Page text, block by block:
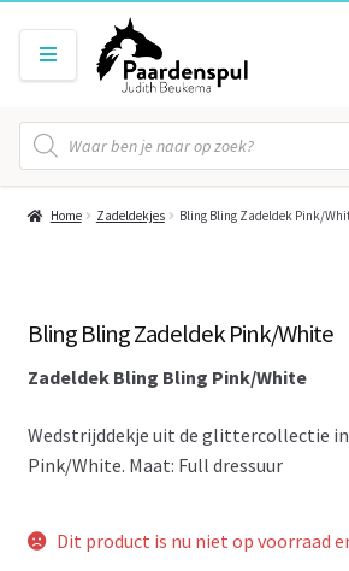
Producten
zoeken
Home Zadeldekjes Bling Bling Zadeldek Pink/
Bling Bling Zadeldek Pink/White
Zadeldek Bling Bling Pink/White
Wedstrijddekje uit de glittercollectie
Pink/White. Maat: Full dressuur
Dit product is nu niet op voorraad